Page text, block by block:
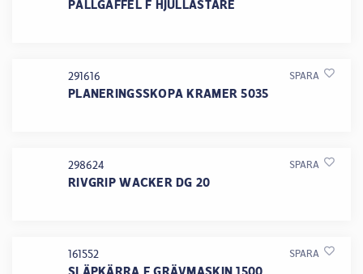
PALLGAFFEL F HJULLASTARE
291616
PLANERINGSSKOPA KRAMER 5035
SPARA
298624
RIVGRIP WACKER DG 20
SPARA
161552 SPARA